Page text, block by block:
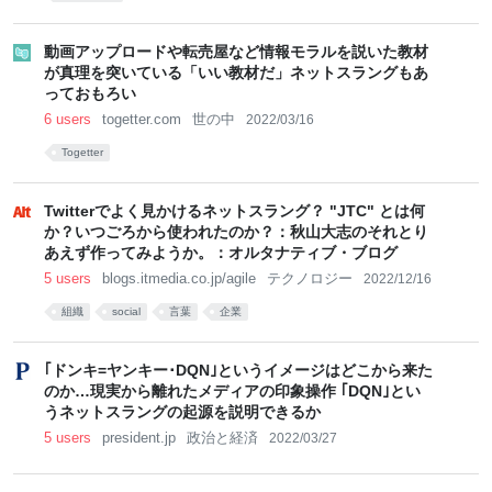
動画アップロードや転売屋など情報モラルを説いた教材
が真理を突いている「いい教材だ」ネットスラングもあ
っておもろい
6 users togetter.com 世の中 2022/03/16
Togetter
Twitterでよく見かけるネットスラング？ "JTC" とは何
か？いつごろから使われたのか？：秋山大志のそれとり
あえず作ってみようか。：オルタナティブ・ブログ
5 users blogs.itmedia.co.jp/agile テクノロジー 2022/12/16
組織 social 言葉 企業
｢ドンキ=ヤンキー･DQN｣というイメージはどこから来た
のか…現実から離れたメディアの印象操作 ｢DQN｣とい
うネットスラングの起源を説明できるか
5 users president.jp 政治と経済 2022/03/27